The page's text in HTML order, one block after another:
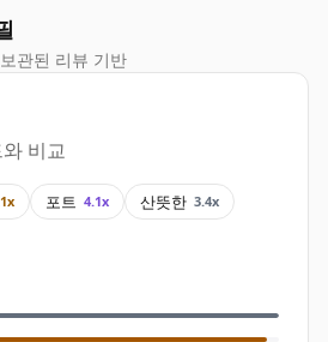
관된 리뷰 기반
비교
포트 4.1x 산뜻한 3.4x